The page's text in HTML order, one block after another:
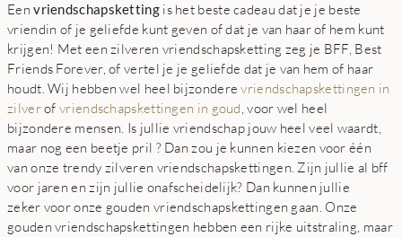
Eenvriendschapsketting is het beste cadeau dat je je beste
vriendin of je geliefde kunt geven of dat je van haar of hem kunt
krijgen! Met een zilveren vriendschapsketting zeg je BFF, Best
Friends Forever, of vertel je je geliefde dat je van hem of haar
houdt. Wij hebben wel heel bijzonderevriendschapskettingen in
zilverofvriendschapskettingen in goud , voor wel heel
bijzondere mensen. Is jullie vriendschap jouw heel veel waardt,
maar nog een beetje pril ? Dan zou je kunnen kiezen voor één
van onze trendy zilveren vriendschapskettingen. Zijn jullie al bff
voor jaren en zijn jullie onafscheidelijk? Dan kunnen jullie
zeker voor onze gouden vriendschapskettingen gaan. Onze
gouden vriendschapskettingen hebben een rijke uitstraling, maar